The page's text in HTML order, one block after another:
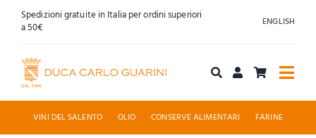
SaltaSpedizioni gratuite in Italia per ordini superiori
a 50€
ENGLISH
Acquista online
VINI DEL SALENTO OLIO CONSERVE ALIMENTARI FARINE